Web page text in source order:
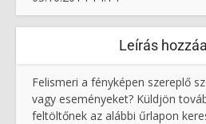
Leírás
Felismeri a fényképen szereplő
vagy eseményeket? Küldjön
feltöltőnek az alábbi űrlapon